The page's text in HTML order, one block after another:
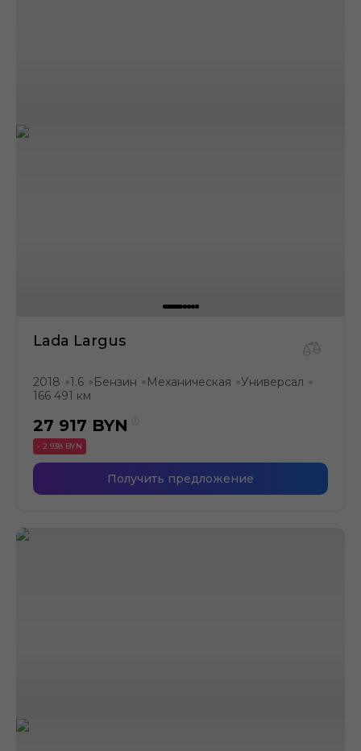
Lada Largus
2018 ●1.6 ● Бензин ● Механическая ●Универсал ●
166 491 км
27 917 BYN
- 2 938 BYN
Получить предложение